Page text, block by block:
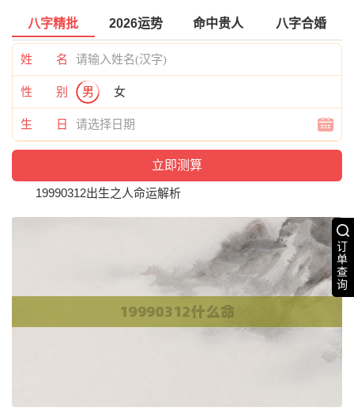
订
单
查
询
八字精批 2026运势 命中贵人 八字合婚
姓 名
性 别 男 女
生 日
19990312出生之人命运解析